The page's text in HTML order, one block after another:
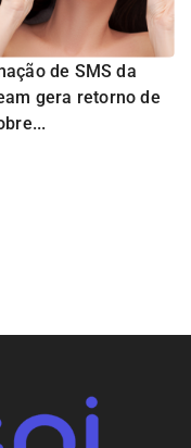
de SMS da
gera retorno de